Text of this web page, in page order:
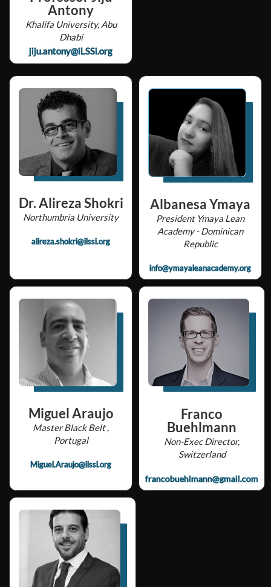
Antony
Khalifa University, Abu
Dhabi
jiju.antony@iLSSi.org
Dr. Alireza Shokri
Northumbria University
alireza.shokri@ilssi.org
Albanesa Ymaya
President Ymaya Lean
Academy - Dominican
Republic
info@ymayaleanacademy.org
Miguel Araujo
Master Black Belt ,
Portugal
Miguel.Araujo@ilssi.org
Franco
Buehlmann
Non-Exec Director,
Switzerland
francobuehlmann@gmail.com